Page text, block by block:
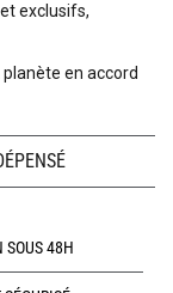
exclusifs,
en accord
SOUS 48H